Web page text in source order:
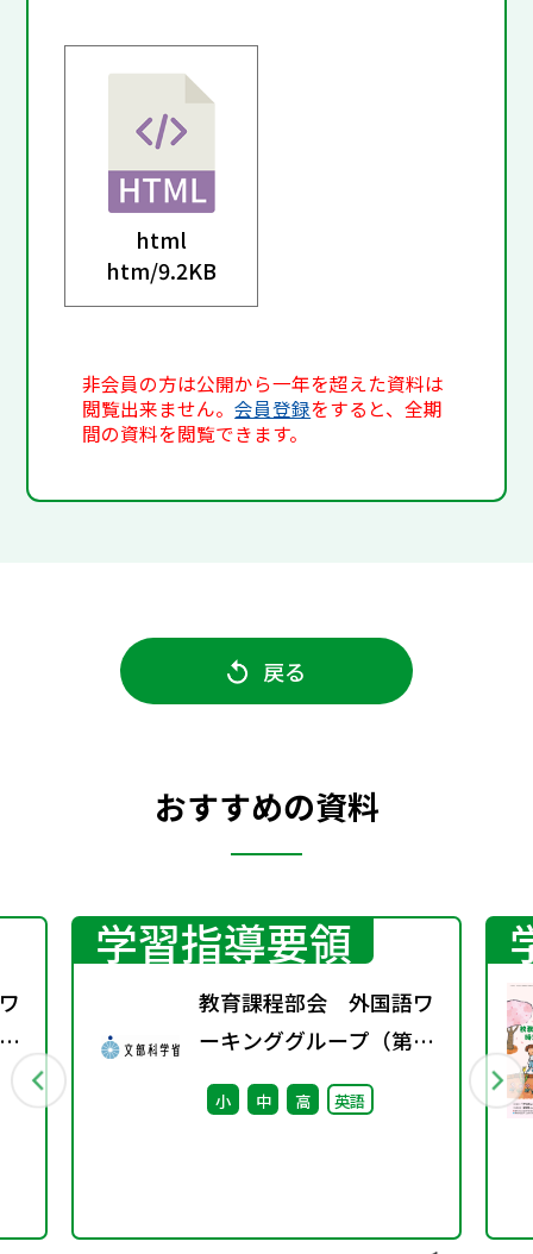
html
htm/9.2KB
非会員の方は公開から一年を超えた資料は
閲覧出来ません。会員登録をすると、全期
間の資料を閲覧できます。
戻る
おすすめの資料
学習指導要領
教育課程部会 外国語ワ
ーキンググループ（第10
回） 配付資料
小 中 高 英語